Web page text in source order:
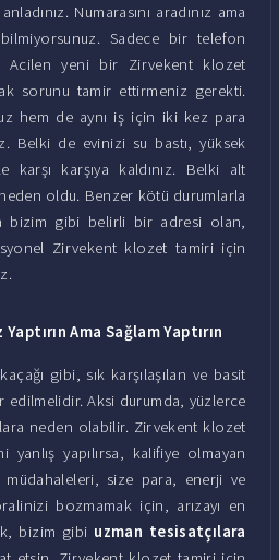
Numarasını aradınız ama
Sadece bir telefon
Acilen yeni bir Zirvekent klozet
sorunu tamir ettirmeniz gerekti.
hem de aynı iş için iki kez para
Belki de evinizi su bastı, yüksek
karşıya kaldınız. Belki alt
oldu. Benzer kötü durumlarla
bizim gibi belirli bir adresi olan,
Zirvekent klozet tamiri için
Ama Sağlam Yaptırın
gibi, sık karşılaşılan ve basit
Aksi durumda, yüzlerce
neden olabilir. Zirvekent klozet
yanlış yapılırsa, kalifiye olmayan
size para, enerji ve
bozmamak için, arızayı en
bizim gibi uzman tesisatçılara